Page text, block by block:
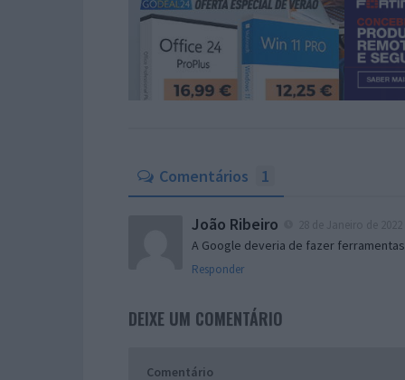
Comentários 1
João Ribeiro
A Google deveria de fazer
Responder
DEIXE UM COMENTÁRIO
Comentário